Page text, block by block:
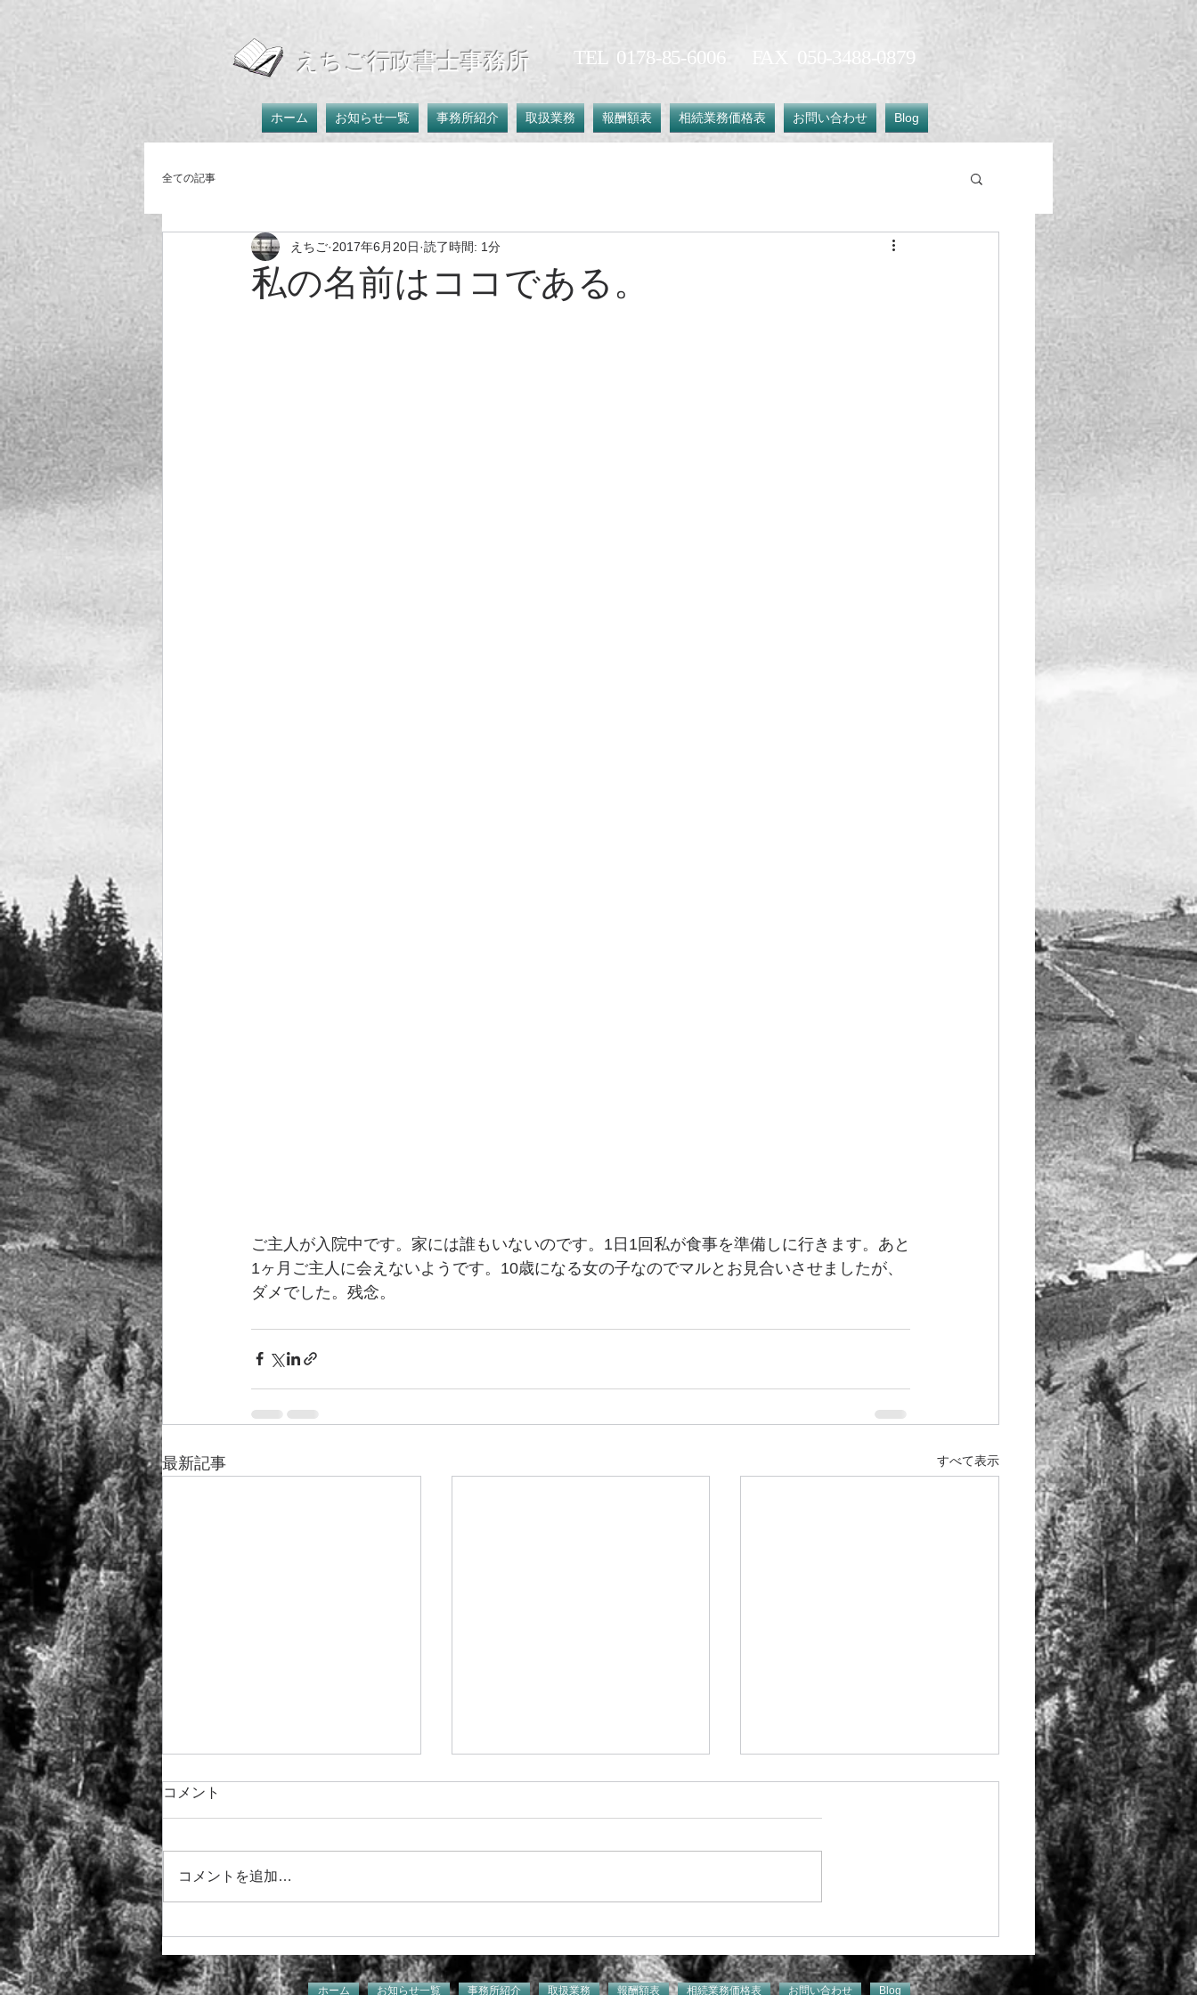
えちご行政書士事務所 ​TEL 0178-85-6006 FAX 050-3488-0879​
ホーム お知らせ一覧 事務所紹介 取扱業務 報酬額表 相続業務価格表 お問い合わせ Blog
全ての記事
私の名前はココである。
えちご 2017年6月20日 読了時間: 1分
ご主人が入院中です。家には誰もいないのです。1日1回私が食事を準備しに行きます。あと
1ヶ月ご主人に会えないようです。10歳になる女の子なのでマルとお見合いさせましたが、
ダメでした。残念。
最新記事 すべて表示
支援金
ハサップ
ります。
コメント
コメントを追加…
ホーム お知らせ一覧 事務所紹介 取扱業務 報酬額表 相続業務価格表 お問い合わせ Blog